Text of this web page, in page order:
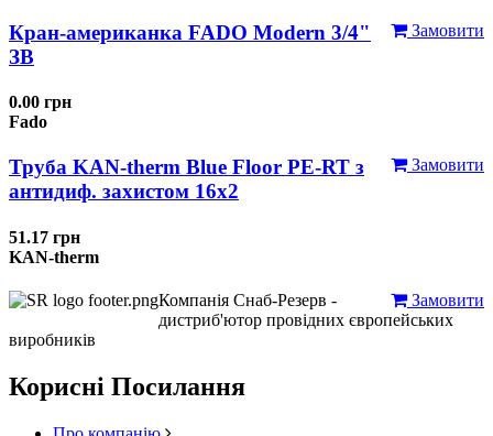
Замовити
Кран-американка FADO Modern 3/4"
ЗВ
0.00 грн
Fado
Замовити
Труба KAN-therm Blue Floor PE-RT з
антидиф. захистом 16х2
51.17 грн
KAN-therm
Замовити
Компанія Снаб-Резерв -
дистриб'ютор провідних європейських
виробників
Корисні Посилання